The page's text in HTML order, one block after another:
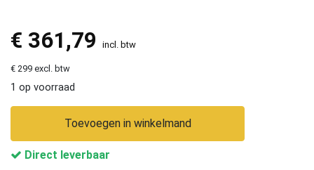
€ 361,79 incl. btw
€ 299 excl. btw
1 op voorraad
Toevoegen in winkelmand
Direct leverbaar